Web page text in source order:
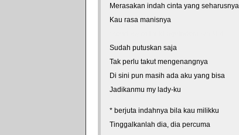
Merasakan indah cinta yang seharusnya
Kau rasa manisnya
Sudah putuskan saja
Tak perlu takut mengenangnya
Di sini pun masih ada aku yang bisa
Jadikanmu my lady-ku
* berjuta indahnya bila kau milikku
Tinggalkanlah dia, dia percuma